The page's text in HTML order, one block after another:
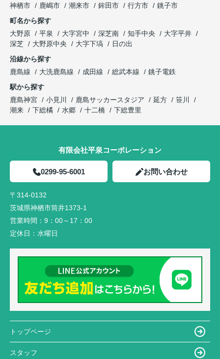
神栖市
鹿嶋市 潮来市 鉾田市 行方市
銚子市
町名から探す
大野原
平泉 大字宮中 深芝南 知手中央
大字平井
深芝
大野原中央 大字下塙
日の出
沿線から探す
鹿島線
大洗鹿島線 成田線 総武本線
銚子電鉄
駅から探す
鹿島神宮
小見川 鹿島サッカースタジア 延方
笹川
潮来
下総橘 水郷 十二橋 下総豊里
有限会社平泉コーポレーション
0299-95-6001 お問い合わせ
〒314-0132
茨城県神栖市筒井1373-1
営業時間： 9：00～17：00
定休日： 水曜日
トップページ
スタッフ